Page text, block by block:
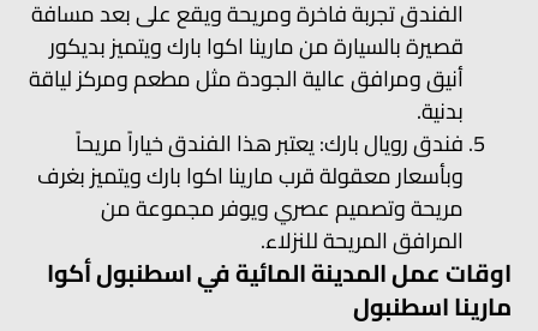
الفندق تجربة فاخرة ومريحة ويقع على بعد مسافة
قصيرة بالسيارة من مارينا اكوا بارك ويتميز بديكور
أنيق ومرافق عالية الجودة مثل مطعم ومركز لياقة
بدنية.
فندق رويال بارك: يعتبر هذا الفندق خياراً مريحاً
وبأسعار معقولة قرب مارينا اكوا بارك ويتميز بغرف
مريحة وتصميم عصري ويوفر مجموعة من
المرافق المريحة للنزلاء.
اوقات عمل المدينة المائية في اسطنبول أكوا
مارينا اسطنبول